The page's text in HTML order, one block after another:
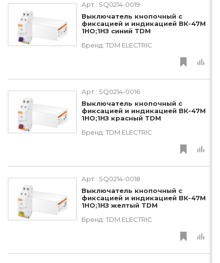
Арт.: SQ0214-0019
Выключатель кнопочный c
фиксацией и индикацией ВК-47M
1НО;1НЗ синий TDM
Бренд: TDM ЕLECTRIC
Арт.: SQ0214-0016
Выключатель кнопочный c
фиксацией и индикацией ВК-47M
1НО;1НЗ красный TDM
Бренд: TDM ЕLECTRIC
Арт.: SQ0214-0018
Выключатель кнопочный c
фиксацией и индикацией ВК-47M
1НО;1НЗ желтый TDM
Бренд: TDM ЕLECTRIC